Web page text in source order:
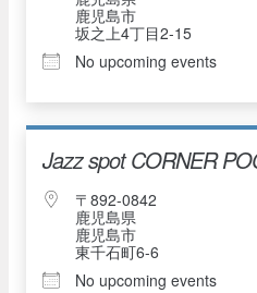
鹿児島市
坂之上4丁目2-15
No upcoming events
Jazz spot CORNER
〒892-0842
鹿児島県
鹿児島市
東千石町6-6
No upcoming events